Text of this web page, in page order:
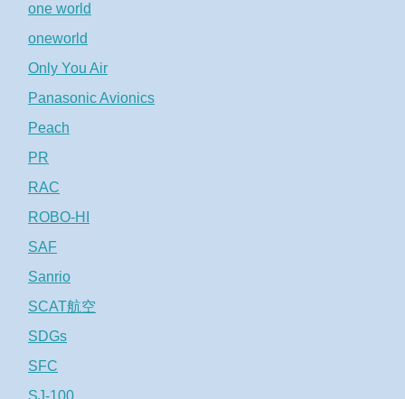
one world
oneworld
Only You Air
Panasonic Avionics
Peach
PR
RAC
ROBO-HI
SAF
Sanrio
SCAT航空
SDGs
SFC